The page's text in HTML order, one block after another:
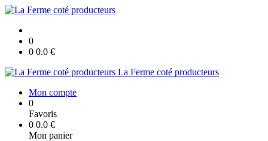
0
0 0.0 €
La Ferme coté producteurs
Mon compte
0
Favoris
0 0.0 €
Mon panier